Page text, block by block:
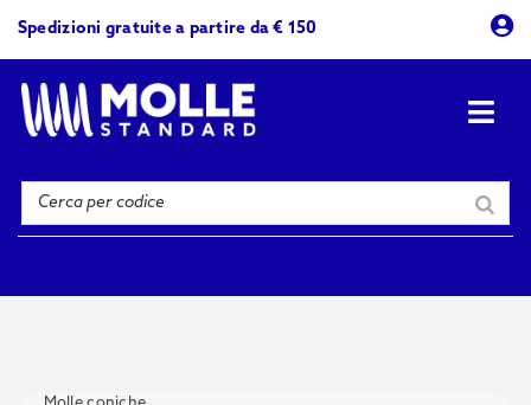
content
Spedizioni gratuite a partire da € 150
Azienda